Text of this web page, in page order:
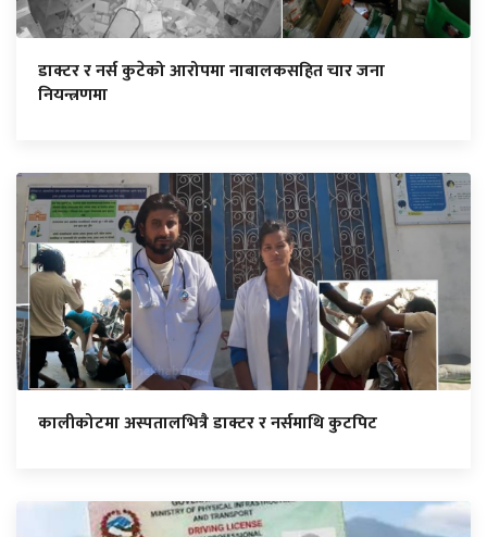
डाक्टर र नर्स कुटेको आरोपमा नाबालकसहित चार जना
नियन्त्रणमा
कालीकोटमा अस्पतालभित्रै डाक्टर र नर्समाथि कुटपिट